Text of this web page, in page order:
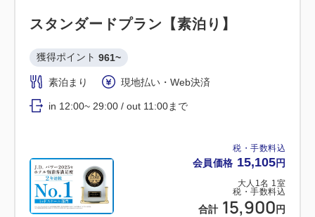
税・手数料込
会員価格 15,105円
大人 1 名 1 室
税・手数料込
合計 15,900 円
スタンダードプラン【素泊り】
獲得ポイント 961~
素泊まり 現地払い・Web決済
in 12:00~ 29:00 / out 11:00まで